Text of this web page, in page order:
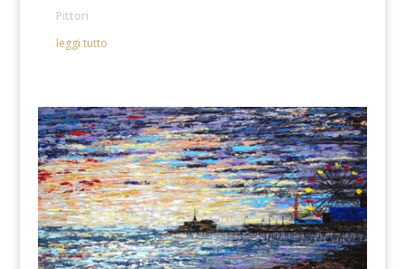
Pittori
leggi tutto